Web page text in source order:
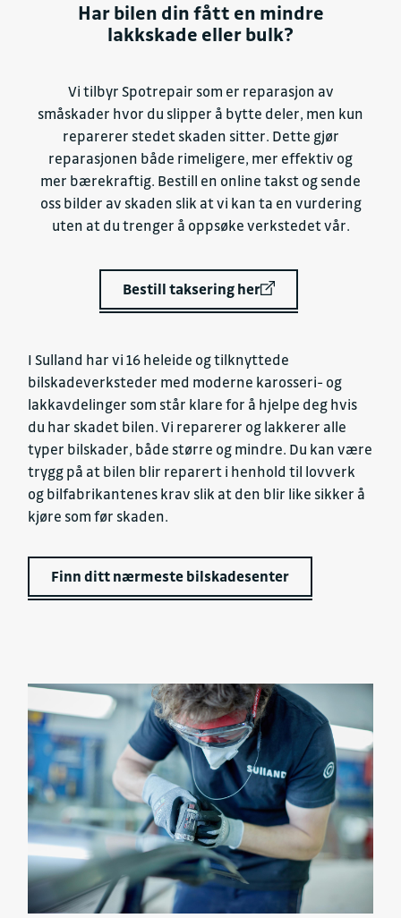
Har bilen din fått en mindre
lakkskade eller bulk?
Vi tilbyr Spotrepair som er reparasjon av
småskader hvor du slipper å bytte deler, men kun
reparerer stedet skaden sitter. Dette gjør
reparasjonen både rimeligere, mer effektiv og
mer bærekraftig. Bestill en online takst og sende
oss bilder av skaden slik at vi kan ta en vurdering
uten at du trenger å oppsøke verkstedet vår.
Bestill taksering her
I Sulland har vi 16 heleide og tilknyttede
bilskadeverksteder med moderne karosseri- og
lakkavdelinger som står klare for å hjelpe deg hvis
du har skadet bilen. Vi reparerer og lakkerer alle
typer bilskader, både større og mindre. Du kan være
trygg på at bilen blir reparert i henhold til lovverk
og bilfabrikantenes krav slik at den blir like sikker å
kjøre som før skaden.
Finn ditt nærmeste bilskadesenter